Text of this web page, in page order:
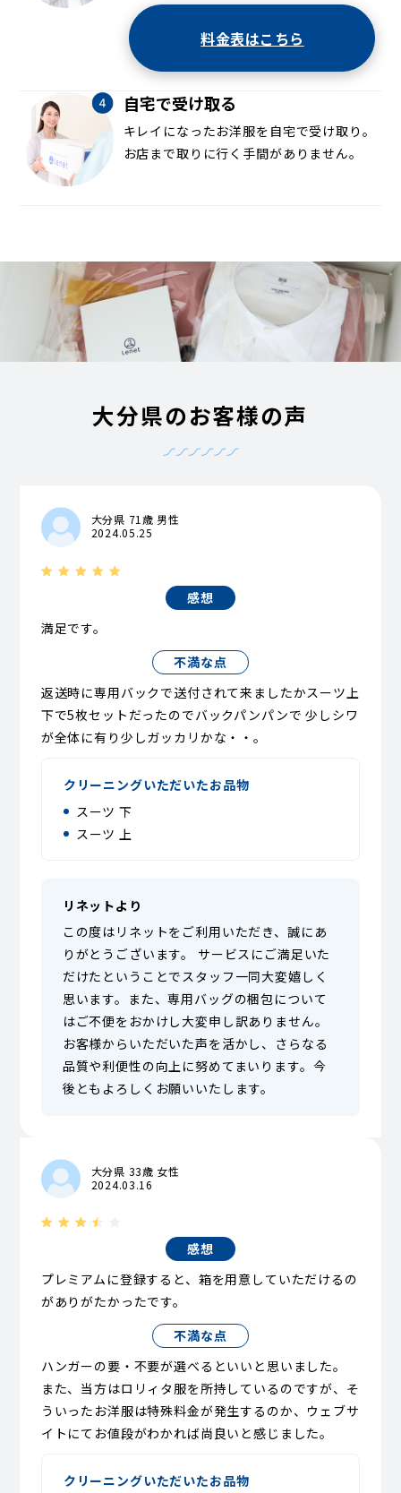
料金表はこちら
自宅で受け取る
キレイになったお洋服を自宅で受け取り。
お店まで取りに行く手間がありません。
大分県のお客様の声
大分県 71歳 男性
2024.05.25
感想
満足です。
不満な点
返送時に専用バックで送付されて来ましたかスーツ上
下で5枚セットだったのでバックパンパンで 少しシワ
が全体に有り少しガッカリかな・・。
クリーニングいただいたお品物
スーツ 下
スーツ 上
リネットより
この度はリネットをご利用いただき、誠にあ
りがとうございます。 サービスにご満足いた
だけたということでスタッフ一同大変嬉しく
思います。また、専用バッグの梱包について
はご不便をおかけし大変申し訳ありません。
お客様からいただいた声を活かし、さらなる
品質や利便性の向上に努めてまいります。今
後ともよろしくお願いいたします。
大分県 33歳 女性
2024.03.16
感想
プレミアムに登録すると、箱を用意していただけるの
がありがたかったです。
不満な点
ハンガーの要・不要が選べるといいと思いました。
また、当方はロリィタ服を所持しているのですが、そ
ういったお洋服は特殊料金が発生するのか、ウェブサ
イトにてお値段がわかれば尚良いと感じました。
クリーニングいただいたお品物